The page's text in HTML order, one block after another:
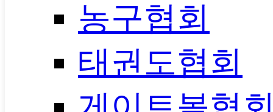
농구협회
태권도협회